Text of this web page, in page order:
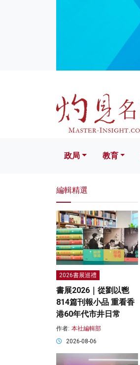
文化
政局 教育
編輯精選
2026書展巡禮
書展2026｜從劉以鬯
814篇刊報小品 重看香
港60年代市井日常
作者: 本社編輯部
2026-08-06